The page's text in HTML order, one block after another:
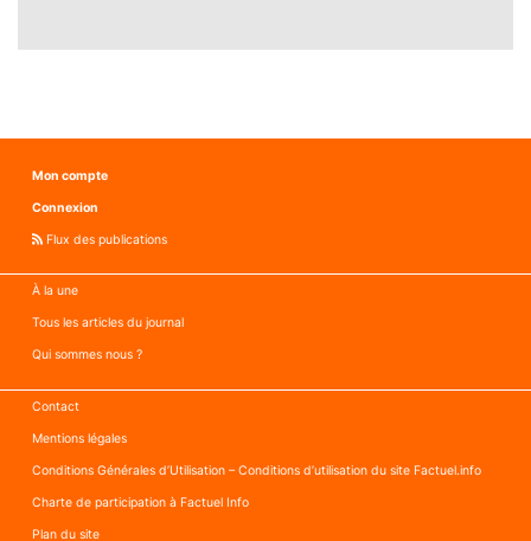
Mon compte
Connexion
Flux des publications
À la une
Tous les articles du journal
Qui sommes nous ?
Contact
Mentions légales
Conditions Générales d’Utilisation – Conditions d’utilisation du site Factuel.info
Charte de participation à Factuel Info
Plan du site